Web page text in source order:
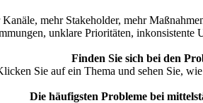
mehr Stakeholder, mehr
unklare Prioritäten, inkonsistente
Finden Sie sich bei den
Sie auf ein Thema und sehen Sie,
Die häufigsten Probleme bei